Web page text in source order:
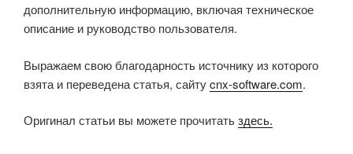
дополнительную информацию, включая техническое
описание и руководство пользователя.
Выражаем свою благодарность источнику из которого
взята и переведена статья, сайтуcnx-software.com.
Оригинал статьи вы можете прочитатьздесь.